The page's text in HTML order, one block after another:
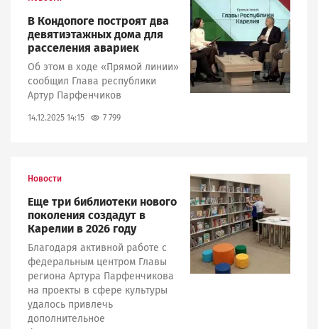
В Кондопоге построят два
девятиэтажных дома для
расселения авариек
Об этом в ходе «Прямой линии»
сообщил Глава республики
Артур Парфенчиков
14.12.2025 14:15 7 799
Новости
Еще три библиотеки нового
поколения создадут в
Карелии в 2026 году
Благодаря активной работе с
федеральным центром Главы
региона Артура Парфенчикова
на проекты в сфере культуры
удалось привлечь
дополнительное
Image